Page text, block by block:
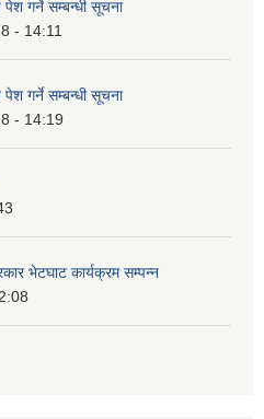
पेश गर्ने सम्बन्धी सूचना
- 14:11
पेश गर्ने सम्बन्धी सूचना
- 14:19
भेटघाट कार्यक्रम सम्पन्न